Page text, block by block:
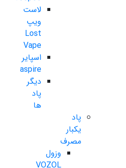
لاست
ویپ
Lost
Vape
اسپایر
aspire
دیگر
پاد
ها
پاد
یکبار
مصرف
وزول
VOZOL